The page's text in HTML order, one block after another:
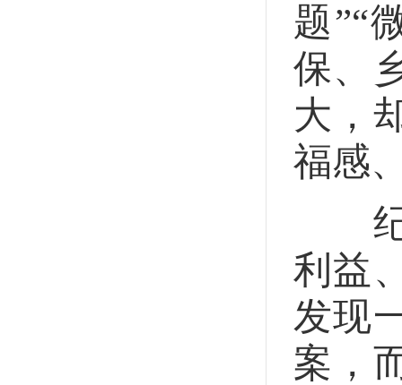
题”“
保、
大，
福感
纪
利益
发现
案，